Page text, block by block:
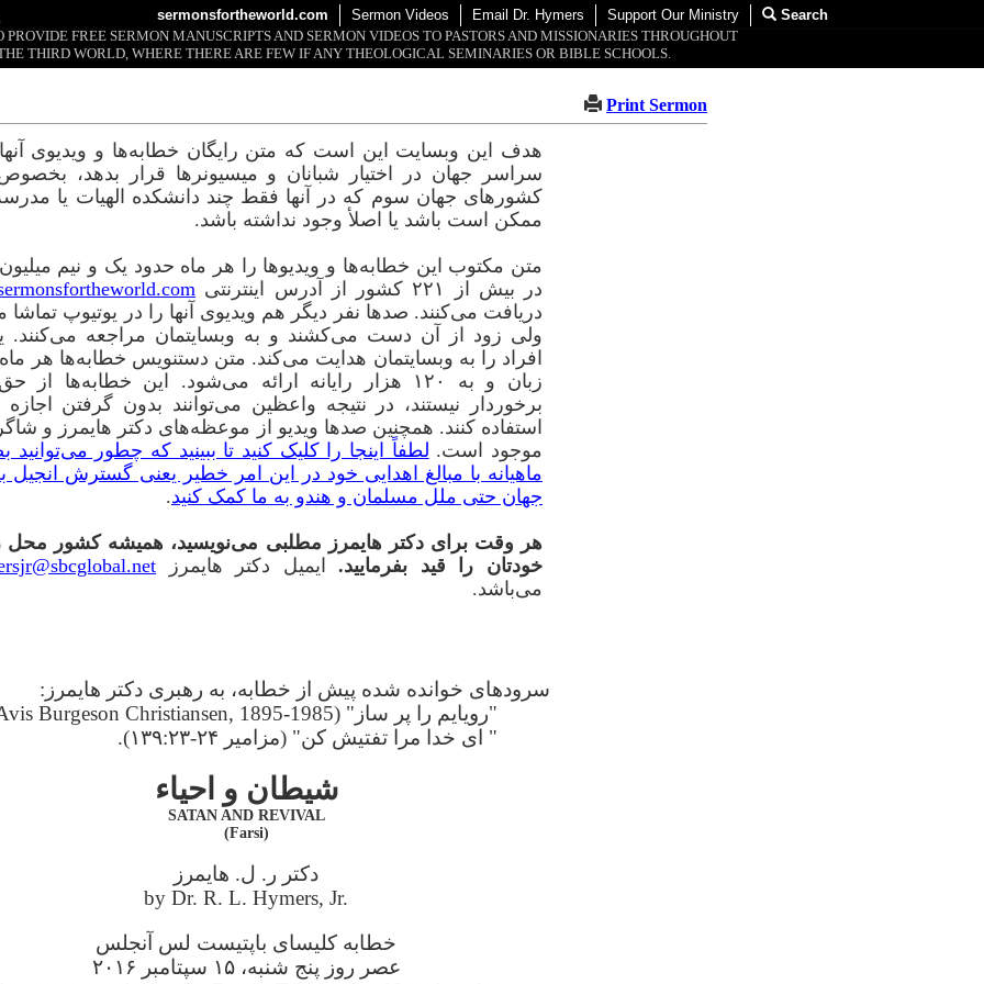
sermonsfortheworld.com Sermon Videos Email Dr. Hymers Support Our Ministry
Search
PROVIDE FREE SERMON MANUSCRIPTS AND SERMON VIDEOS TO PASTORS AND MISSIONARIES THROUGHOUT
THIRD WORLD, WHERE THERE ARE FEW IF ANY THEOLOGICAL SEMINARIES OR BIBLE SCHOOLS.
Print Sermon
هدف این وبسایت این است که متن رایگان خطابه‌ها و ویدیوی آنها
سراسر جهان در اختیار شبانان و میسیونرها قرار بدهد،
کشورهای جهان سوم که در آنها فقط چند دانشکده الهیات یا
ممکن است باشد یا اصلأ وجود نداشته باشد.
متن مکتوب این خطابه‌ها و ویدیوها را هر ماه حدود یک و نیم میلیون
در بیش از ۲۲۱ کشور از آدرس اینترنتی
دریافت می‌کنند. صدها نفر دیگر هم ویدیوی آنها را در یوتیوپ تماشا
ولی زود از آن دست می‌کشند و به وبسایتمان مراجعه می‌کنند.
زبان و به ۱۲۰ هزار رایانه ارائه می‌شود. این خطابه‌ها
برخوردار نیستند، در نتیجه واعظین می‌توانند بدون گرفتن اجازه
استفاده کنند. همچنین صدها ویدیو از موعظه‌های دکتر هایمرز و
موجود است. لطفاً اینجا را کلیک کنید تا ببینید که چطور
ماهیانه با مبالغ اهدایی خود در این امر خطیر یعنی گسترش انجیل
جهان حتی ملل مسلمان و هندو به ما کمک کنید.
هر وقت برای دکتر ‌هایمرز مطلبی می‌نویسید، همیشه کشور محل
خودتان را قید بفرمایید.
ایمیل دکتر هایمرز
می‌باشد.
سرودهای خوانده شده پیش از خطابه، به رهبری دکتر هایمرز:
"رویایم را پر ساز" (by Avis Burgeson Christiansen, 1895-1985)
" ای خدا مرا تفتیش کن" (مزامیر ۲۴-۱۳۹:۲۳).
شیطان و احیاء
SATAN AND REVIVAL
(Farsi)
دکتر ر. ل. هایمرز
by Dr. R. L. Hymers, Jr.
خطابه کلیسای باپتیست لس آنجلس
عصر روز پنج شنبه، ۱۵ سپتامبر ۲۰۱۶